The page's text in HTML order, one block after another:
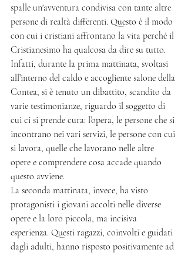
spalle un'avventura condivisa con tante altre
persone di realtà differenti. Questo è il modo
con cui i cristiani affrontano la vita perché il
Cristianesimo ha qualcosa da dire su tutto.
Infatti, durante la prima mattinata, svoltasi
all’interno del caldo e accogliente salone della
Contea, si è tenuto un dibattito, scandito da
varie testimonianze, riguardo il soggetto di
cui ci si prende cura: l’opera, le persone che si
incontrano nei vari servizi, le persone con cui
si lavora, quelle che lavorano nelle altre
opere e comprendere cosa accade quando
questo avviene.
La seconda mattinata, invece, ha visto
protagonisti i giovani accolti nelle diverse
opere e la loro piccola, ma incisiva
esperienza. Questi ragazzi, coinvolti e guidati
dagli adulti, hanno risposto positivamente ad